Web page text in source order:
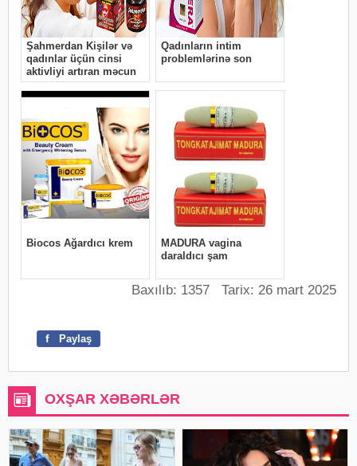
Baxılıb: 1357 Tarix: 26 mart 2025
f Paylaş
OXŞAR XƏBƏRLƏR